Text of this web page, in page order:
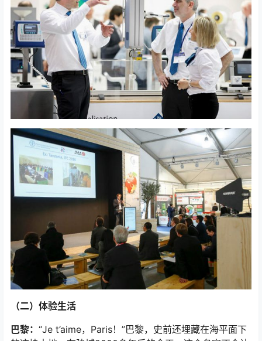
（二）体验生活
巴黎： “Je t’aime，Paris！”巴黎，史前还埋藏在海平面下